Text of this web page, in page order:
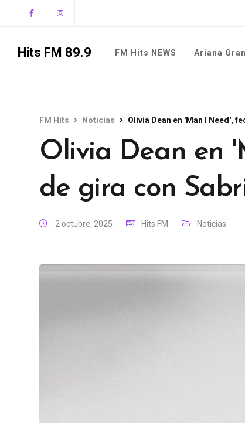
Hits FM 89.9 FM Hits NEWS Ariana
FM Hits Noticias Olivia Dean en 'Man I Need',
Olivia Dean en
de gira con
2 octubre, 2025 Hits FM Noticias